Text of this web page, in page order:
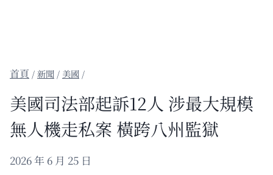
/新聞 / 美國 /
美國司法部起訴12人 涉最大規模
無人機走私案 橫跨八州監獄
2026 年 6 月 25 日